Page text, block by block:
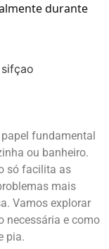
durante
fundamental
ou banheiro.
só facilita as
mais
Vamos explorar
necessária e como
pia.